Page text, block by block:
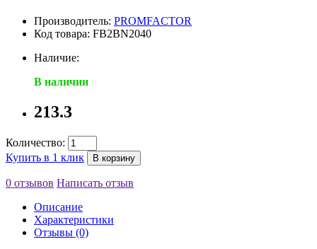
Производитель: PROMFACTOR
Код товара: FB2BN2040
Наличие:
В наличии
213.3
Количество:
Купить в 1 клик
В корзину
0 отзывов Написать отзыв
Описание
Характеристики
Отзывы (0)